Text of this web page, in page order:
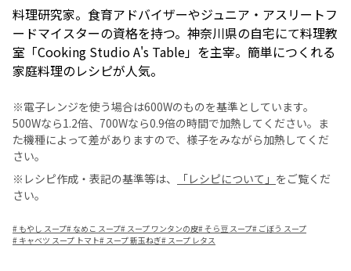
料理研究家。食育アドバイザーやジュニア・アスリートフ
ードマイスターの資格を持つ。神奈川県の自宅にて料理教
室「Cooking Studio A's Table」を主宰。簡単につくれる
家庭料理のレシピが人気。
※電子レンジを使う場合は600Wのものを基準としています。
500Wなら1.2倍、700Wなら0.9倍の時間で加熱してください。ま
た機種によって差がありますので、様子をみながら加熱してくだ
さい。
※レシピ作成・表記の基準等は、
「レシピについて」 をご覧くだ
さい。
# もやし スープ# なめこ スープ# スープ ワンタンの皮#そら豆 スープ# ごぼう スープ
# キャベツ スープ トマト# スープ 新玉ねぎ# スープ レタス